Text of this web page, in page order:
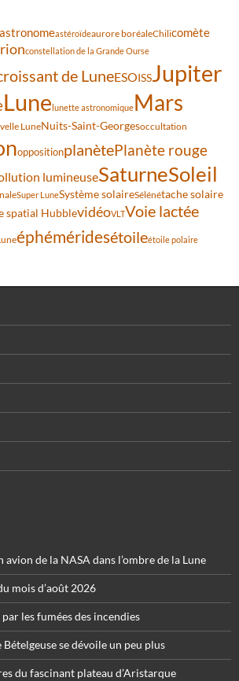
astronomeastéroïdeaurore boréaleChilicomète
constellation de la Grande Ourse
de LuneESOISSJupiter
Lune lunette astronomiqueMars
LuneNuits-Saint-Georgesoccultation
oppositionplanètePlanète rouge
lumineuseSaturneSoleil
Super LuneSystème solaireSélénétache solaire
spatial HubblevidéoVLTVoie lactée
éphéméridesétoileétoile polaire
avion de la NASA dans l’ombre de la Lune
mois d’août 2026
les fumées des incendies
Bételgeuse se dévoile un peu plus
du fascinant plateau d’Aristarque